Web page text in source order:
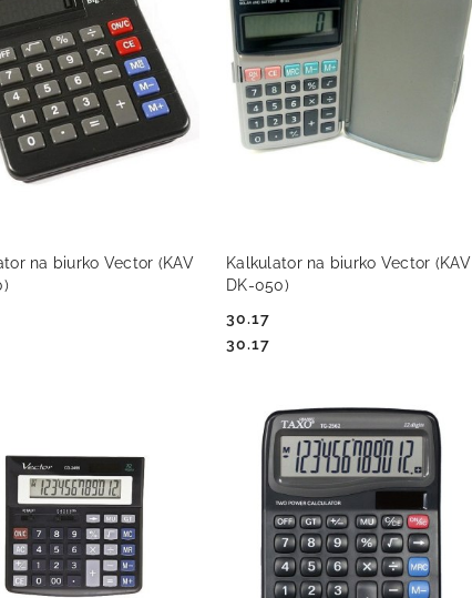
na biurko Vector (KAV
DO KOSZYKA
Kalkulator na biurko Vector (KAV
DK-050)
Cena:
30.17
Cena:
30.17
DO KOSZYKA